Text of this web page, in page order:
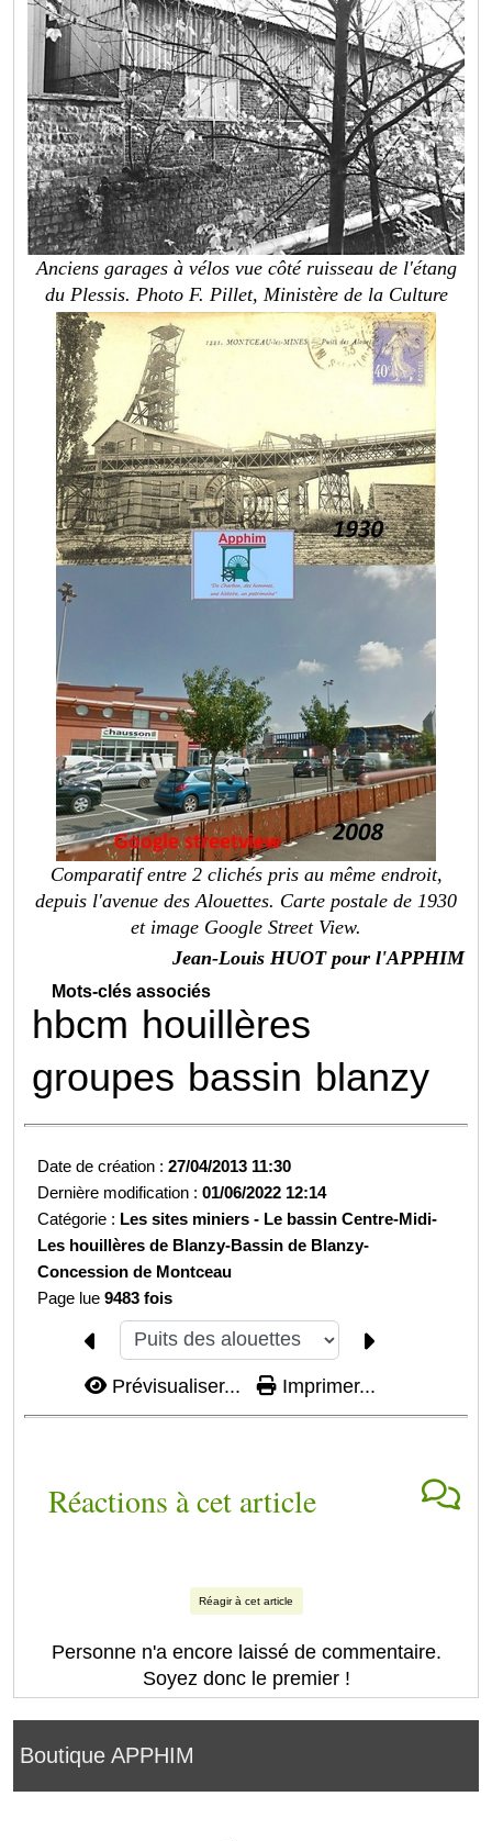
Boutique APPHIM
Anciens garages à vélos vue côté ruisseau de l'étang
du Plessis. Photo F. Pillet, Ministère de la Culture
Comparatif entre 2 clichés pris au même endroit,
depuis l'avenue des Alouettes. Carte postale de 1930
et image Google Street View.
Jean-Louis HUOT pour l'APPHIM
Mots-clés associés
hbcm houillères
groupes bassin blanzy
Date de création :27/04/2013 11:30
Dernière modification :01/06/2022 12:14
Catégorie : Les sites miniers - Le bassin Centre-Midi-
Les houillères de Blanzy-Bassin de Blanzy-
Concession de Montceau
Page lue9483 fois
Prévisualiser... Imprimer...
Réactions à cet article
Réagir à cet article
Personne n'a encore laissé de commentaire.
Soyez donc le premier !